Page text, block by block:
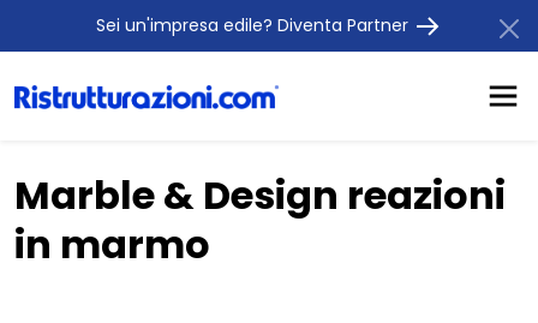
Sei un'impresa edile? Diventa Partner
Marble & Design reazioni
in marmo